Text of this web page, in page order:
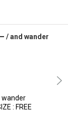
/ and wander
wander
: FREE